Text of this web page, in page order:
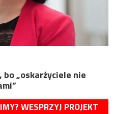
bo „oskarżyciele nie
WESPRZYJ PROJEKT